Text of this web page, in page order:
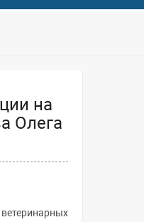
на
Олега